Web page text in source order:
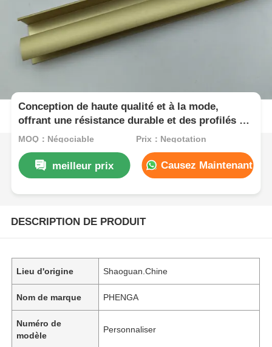
Conception de haute qualité et à la mode,
offrant une résistance durable et des profilés en
aluminium multifonctionnels de la série 6000
MOQ：Négociable Prix：Negotation
meilleur prix Causez Maintenant
DESCRIPTION DE PRODUIT
Lieu d'origine Shaoguan.Chine
Nom de marque PHENGA
Numéro de
modèle
Personnaliser